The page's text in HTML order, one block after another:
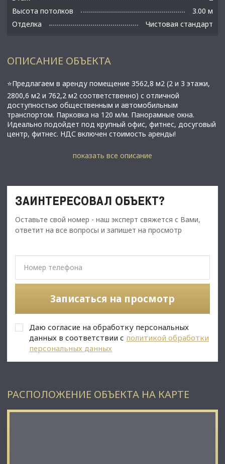
Высота потолков
3.00 м
Отделка
Чистовая стандарт
ОПИСАНИЕ ОБЪЕКТА
⭐Предлагаем в аренду помещение 3562,8 м2 (2 и 3 этажи,
2800,6 м2 и 762,2 м2 соответственно) с отличной
доступностью общественным и автомобильным
транспортом. Парковка на 120 м/м. Панорамные окна.
Идеально подойдет под крупный офис, фитнес, досуговый
центр, фитнес. НДС включен стоимость аренды!
✅Основные характеристики:
• В 1,4 км до метро Беговая;
⭐Стоимость, условия сделки:
• Арендная ставка - 5 344 200 руб./мес. с НДС (1500 руб./м2);
✅Описание:
• Высокий пешеходный и автомобильный трафик;
• Вывеска, места под рекламу;
канализация, теплоснабжение;
• Юр. статус: собственность.
✅ Подойдет под любой вид деятельности;
показать все описание
ЗАИНТЕРЕСОВАЛ ОБЪЕКТ?
Оставьте свой номер - наш эксперт свяжется с Вами,
ответит на все вопросы и запишет на просмотр
Записаться на просмотр
Даю согласие на обработку персональных
данных в соответствии с политикой обработки
персональных данных
РАСПОЛОЖЕНИЕ ОБЪЕКТА НА КАРТЕ